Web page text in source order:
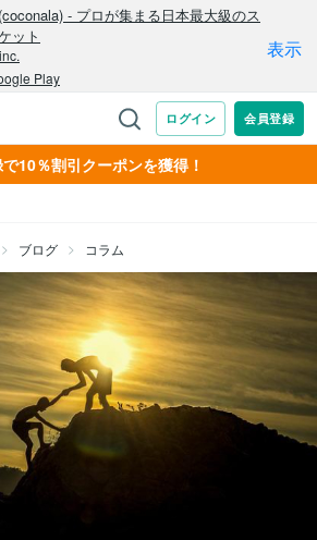
10％割引クーポンを獲得！
ブログ コラム